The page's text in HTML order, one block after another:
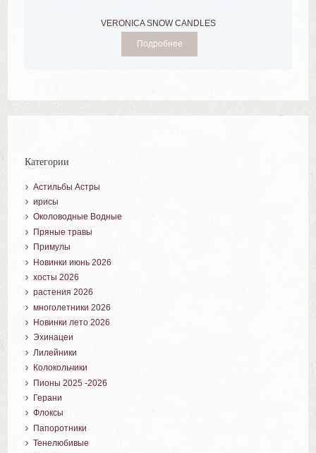
VERONICA SNOW CANDLES
Подробнее
Категории
Астильбы Астры
ирисы
Околоводные Водные
Пряные травы
Примулы
Новинки июнь 2026
хосты 2026
растения 2026
многолетники 2026
Новинки лето 2026
Эхинацеи
Лилейники
Колокольчики
Пионы 2025 -2026
Герани
Флоксы
Папоротники
Тенелюбивые